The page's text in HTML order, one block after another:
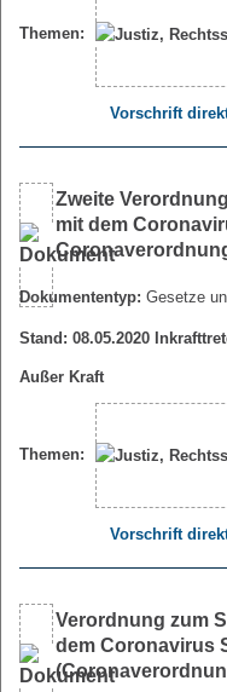
Themen:
Vorschrift
Zweite
mit dem
Dokumententyp: Gesetze
Stand: 08.05.2020
Außer Kraft
Themen:
Vorschrift
Verordnung zum
dem Coronavirus